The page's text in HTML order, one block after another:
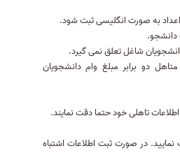
شاغل تعلق نمی گیرد.
دو برابر مبلغ وام دانشجویان
تاهلی خود حتما دقت نمایند.
در صورت ثبت اطلاعات اشتباه